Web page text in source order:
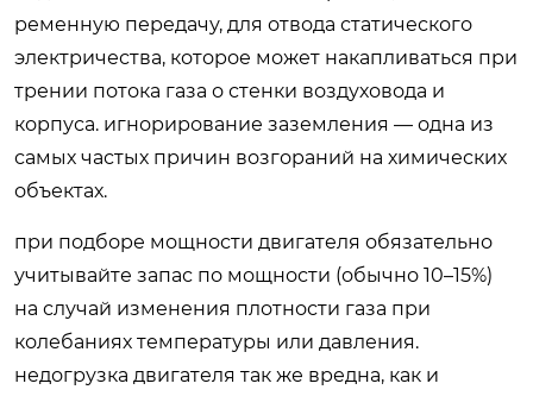
ременную передачу, для отвода статического
электричества, которое может накапливаться при
трении потока газа о стенки воздуховода и
корпуса. игнорирование заземления — одна из
самых частых причин возгораний на химических
объектах.
при подборе мощности двигателя обязательно
учитывайте запас по мощности (обычно 10–15%)
на случай изменения плотности газа при
колебаниях температуры или давления.
недогрузка двигателя так же вредна, как и